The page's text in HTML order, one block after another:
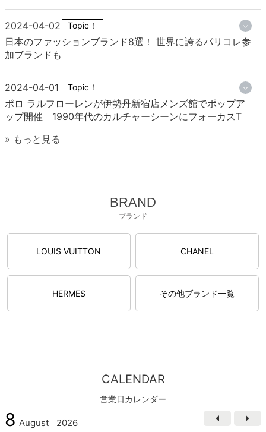
2024-04-02 Topic！
日本のファッションブランド8選！ 世界に誇るパリコレ参
加ブランドも
2024-04-01 Topic！
ポロ ラルフローレンが伊勢丹新宿店メンズ館でポップア
ップ開催 1990年代のカルチャーシーンにフォーカスT
» もっと見る
BRAND
ブランド
LOUIS VUITTON CHANEL
HERMES その他ブランド一覧
CALENDAR
営業日カレンダー
8 August 2026